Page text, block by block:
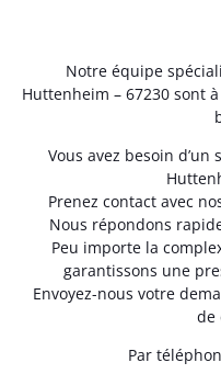
Notre équipe
Huttenheim – 67230 sont
Vous avez besoin
Prenez contact avec
Nous répondons
Peu importe la
garantissons une
Envoyez-nous votre
de
Par